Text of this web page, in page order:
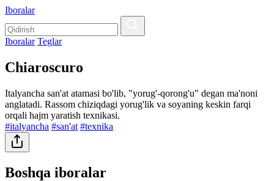
Iboralar
Iboralar Teglar
Chiaroscuro
Italyancha san'at atamasi bo'lib, "yorug'-qorong'u" degan ma'noni
anglatadi. Rassom chiziqdagi yorug'lik va soyaning keskin farqi
orqali hajm yaratish texnikasi.
#italyancha #san'at #texnika
Boshqa iboralar